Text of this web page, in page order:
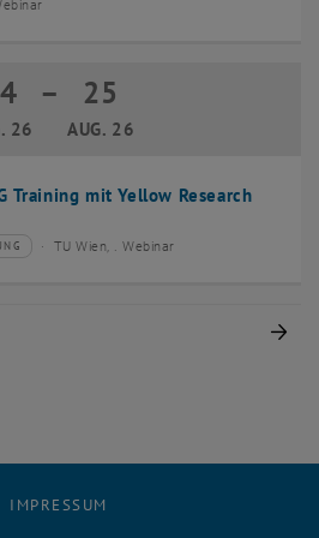
Training mit Yellow Research
26
24 August 2026 bis 25 August 2026
– 25
AUG. 26
TU Wien, . Webinar
8 von 8
IMPRESSUM